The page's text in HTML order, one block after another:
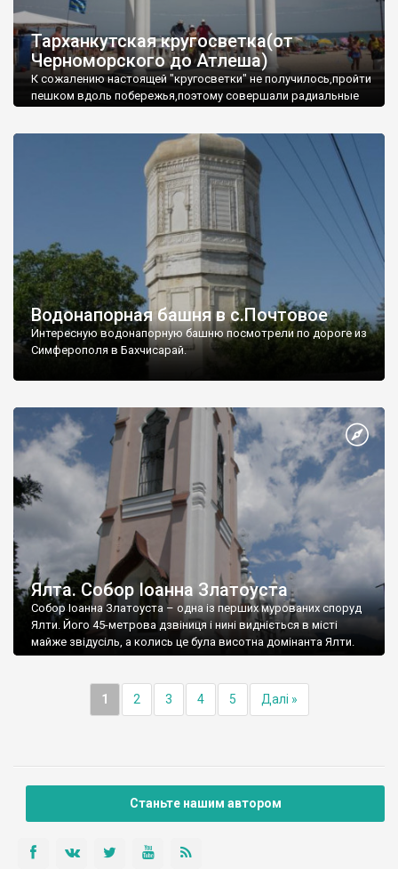
Тарханкутская кругосветка(от
Черноморского до Атлеша)
К сожалению настоящей "кругосветки" не получилось,пройти
пешком вдоль побережья,поэтому совершали радиальные
Водонапорная башня в с.Почтовое
Интересную водонапорную башню посмотрели по дороге из
Симферополя в Бахчисарай.
Ялта. Собор Іоанна Златоуста
Собор Іоанна Златоуста – одна із перших мурованих споруд
Ялти. Його 45-метрова дзвіниця і нині видніється в місті
майже звідусіль, а колись це була висотна домінанта Ялти.
1 2 3 4 5 Далі »
Станьте нашим автором